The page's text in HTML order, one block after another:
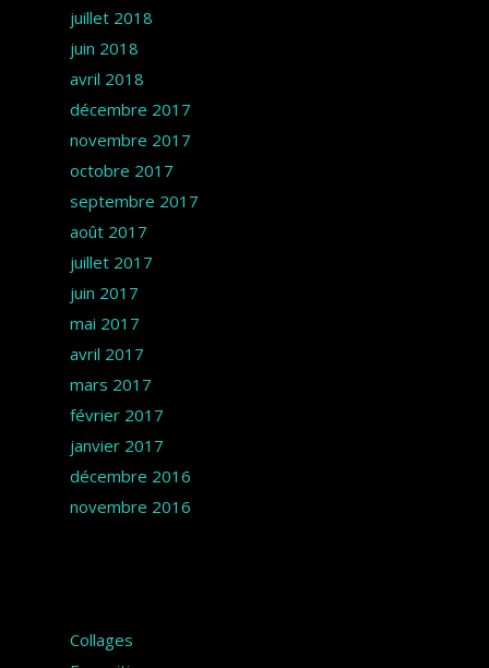
juillet 2018
juin 2018
avril 2018
décembre 2017
novembre 2017
octobre 2017
septembre 2017
août 2017
juillet 2017
juin 2017
mai 2017
avril 2017
mars 2017
février 2017
janvier 2017
décembre 2016
novembre 2016
Collages